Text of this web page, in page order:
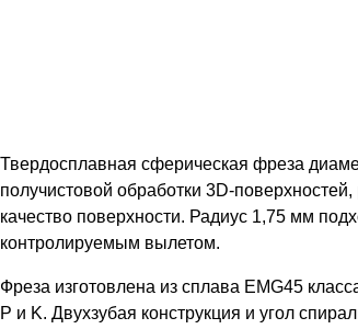
Твердосплавная сферическая фреза
получистовой обработки 3D-
качество поверхности. Радиус 1,75 мм
контролируемым вылетом.
Фреза изготовлена из сплава EMG45
P и K. Двухзубая конструкция и угол